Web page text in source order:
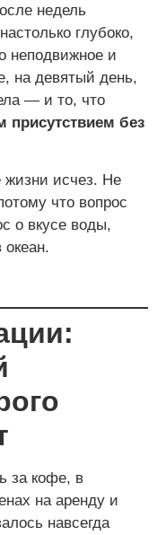
недель
глубоко,
неподвижное и
на девятый день,
— и то, что
присутствием без
жизни исчез. Не
что вопрос
о вкусе воды,
океан.
за кофе, в
на аренду и
навсегда